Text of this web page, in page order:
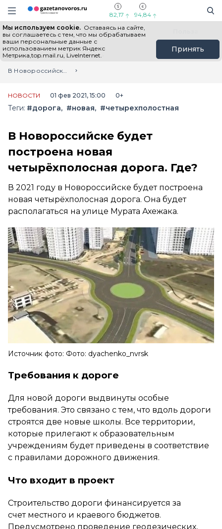
Информационный портал "ГазетаНоворос.ру"
Навигация сайта
82,17 94,84
Мы используем cookie. Оставаясь на сайте,
вы соглашаетесь с тем, что мы обрабатываем
ваши персональные данные с
использованием метрик Яндекс
Метрика,top.mail.ru, LiveInternet.
Принять
Все новости Новости России
Главная
Лента новостей
В Новороссийске будет построена новая четырёхполосная дорога. Где?
НОВОСТИ 01 фев 2021, 15:00 0+
Теги: #дорога #новая #четырехполостная
В Новороссийске будет
построена новая
четырёхполосная дорога. Где?
В 2021 году в Новороссийске будет построена
новая четырёхполосная дорога. Она будет
располагаться на улице Мурата Ахежака.
Источник фото: Фото: dyachenko_nvrsk
Требования к дороге
Для новой дороги выдвинуты особые
требования. Это связано с тем, что вдоль дороги
строятся две новые школы. Все территории,
которые прилегают к образовательным
учреждениям будет приведены в соответствие
с правилами дорожного движения.
Что входит в проект
Строительство дороги финансируется за
счет местного и краевого бюджетов.
Предусмотрено проведение геодезических,